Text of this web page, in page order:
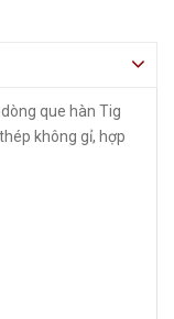
dòng que hàn Tig
không gỉ, hợp